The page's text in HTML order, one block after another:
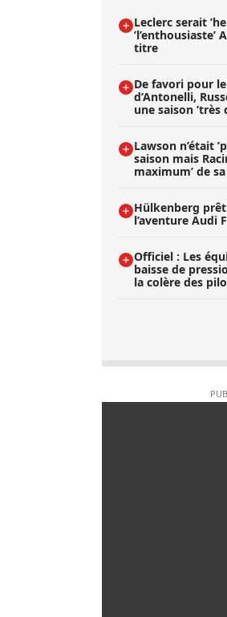
Leclerc serait
titre
De favori pour
d’Antonelli,
une saison ’très
Lawson n’était
saison mais
maximum’ de sa
Hülkenberg
l’aventure Audi
Officiel : Les
baisse de
la colère des